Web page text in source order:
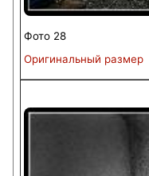
Фото 28
Оригинальный размер